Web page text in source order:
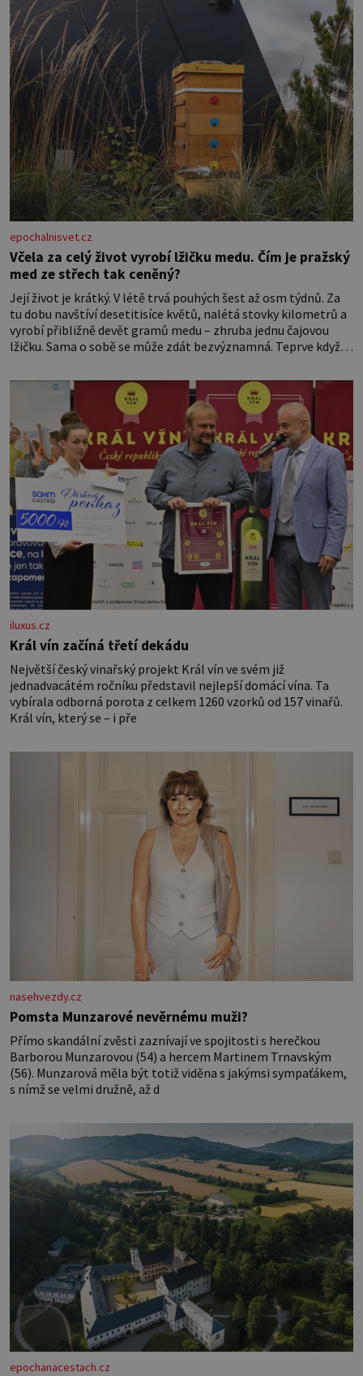
epochalnisvet.cz
Včela za celý život vyrobí lžičku medu. Čím je pražský
med ze střech tak ceněný?
Její život je krátký. V létě trvá pouhých šest až osm týdnů. Za
tu dobu navštíví desetitisíce květů, nalétá stovky kilometrů a
vyrobí přibližně devět gramů medu – zhruba jednu čajovou
lžičku. Sama o sobě se může zdát bezvýznamná. Teprve když
vznikne jeden z nejdokonalejších organismů
iluxus.cz
Král vín začíná třetí dekádu
Největší český vinařský projekt Král vín ve svém již
jednadvacátém ročníku představil nejlepší domácí vína. Ta
vybírala odborná porota z celkem 1260 vzorků od 157 vinařů.
Král vín, který se – i pře
nasehvezdy.cz
Pomsta Munzarové nevěrnému muži?
Přímo skandální zvěsti zaznívají ve spojitosti s herečkou
Barborou Munzarovou (54) a hercem Martinem Trnavským
(56). Munzarová měla být totiž viděna s jakýmsi sympaťákem,
s nímž se velmi družně, až d
epochanacestach.cz